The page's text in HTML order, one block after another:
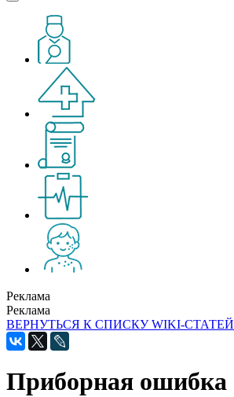
Реклама
Реклама
ВЕРНУТЬСЯ К СПИСКУ WIKI-СТАТЕЙ
Приборная ошибка